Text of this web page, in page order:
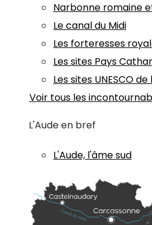
Narbonne romaine
Le canal du Midi
Les forteresses
Les sites Pays
Les sites UNESCO
Voir tous les
L'Aude en bref
L'Aude, l'âme sud